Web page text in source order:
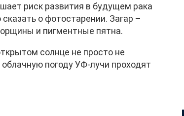
риск развития в будущем рака
о фотостарении. Загар –
и пигментные пятна.
солнце не просто не
погоду УФ-лучи проходят